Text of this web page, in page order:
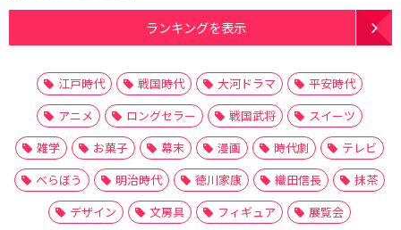
ランキングを表示
江戸時代 戦国時代 大河ドラマ
平安時代
アニメ
ロングセラー 戦国武将
スイーツ
雑学
お菓子 幕末 漫画 時代劇
テレビ
べらぼう
明治時代 徳川家康 織田信長
抹茶
デザイン
文房具 フィギュア
展覧会